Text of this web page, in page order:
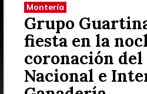
Montería
Grupo
fiesta en la
coronación del
Nacional e